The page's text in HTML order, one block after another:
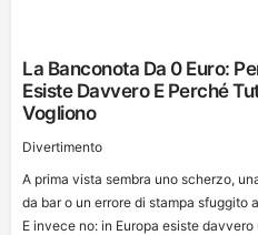
La Banconota Da 0 Euro:
Esiste Davvero E Perché
Vogliono
Divertimento
A prima vista sembra uno scherzo,
da bar o un errore di stampa sfuggito
E invece no: in Europa esiste davvero